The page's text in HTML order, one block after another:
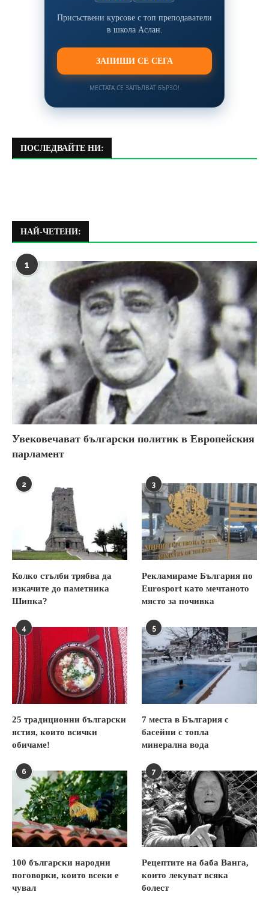
Присъствени курсове с топ преподаватели
в школа Аслан.
ЗАПИШИ СЕ СЕГА
МЕСТАТА СЕ ЗАПЪЛВАТ БЪРЗО!
ПОСЛЕДВАЙТЕ НИ:
НАЙ-ЧЕТЕНИ:
1
Увековечават български политик в Европейския
парламент
2
Колко стълби трябва да
изкачите до паметника
Шипка?
3
Рекламираме България по
Eurosport като мечтаното
място за почивка
4
25 традиционни български
ястия, които всички
обичаме!
5
7 места в България с
басейни с топла
минерална вода
6
100 български народни
поговорки, които всеки е
чувал
7
Рецептите на баба Ванга,
които лекуват всяка
болест